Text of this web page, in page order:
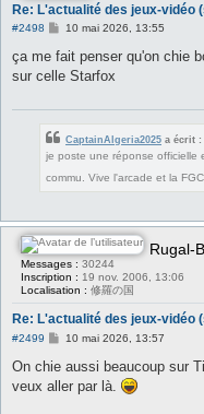
Re: L'actualité des jeux-vidéo
#2498
M
s
a
10 mai 2026, 13:55
ça me fait penser qu'on chie
sur celle Starfox
CaptainAlgeria2025 a écrit :
je poste une réponse officielle
commu. Vive l'arcade et la
Rugal-B
Messages : 30244
Inscription : 19 nov. 2006, 13:06
Localisation : 修羅の国
Re: L'actualité des jeux-vidéo
#2499
M
s
a
10 mai 2026, 13:57
On chie aussi beaucoup sur
veux aller par là.